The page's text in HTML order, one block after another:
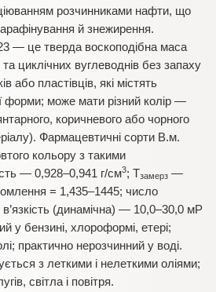
розчинниками нафти, що
й знежирення.
— це тверда воскоподібна маса
циклічних вуглеводнів без запаху
або пластівців, які містять
форми; може мати різний колір —
коричневого або чорного
Фармацевтичні сорти В.м.
кольору з такими
— 0,928–0,941 г/см3; Tзамерз —
= 1,435–1445; число
(динамічна) — 10,0–30,0 мР
у бензині, хлороформі, етері;
практично нерозчинний у воді.
з леткими і нелеткими оліями;
світла і повітря.